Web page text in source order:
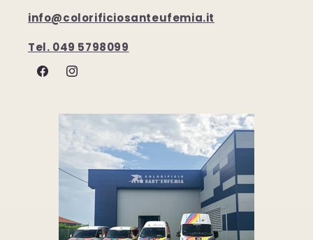
info@colorificiosanteufemia.it
Tel. 049 5798099
FacebookInstagram